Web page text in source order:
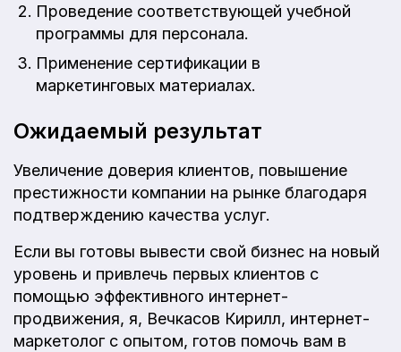
Проведение соответствующей учебной
программы для персонала.
Применение сертификации в
маркетинговых материалах.
Ожидаемый результат
Увеличение доверия клиентов, повышение
престижности компании на рынке благодаря
подтверждению качества услуг.
Если вы готовы вывести свой бизнес на новый
уровень и привлечь первых клиентов с
помощью эффективного интернет-
продвижения, я, Вечкасов Кирилл, интернет-
маркетолог с опытом, готов помочь вам в